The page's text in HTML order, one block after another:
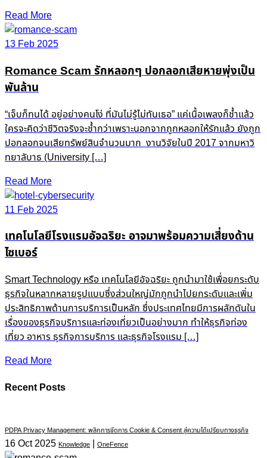
Read More
13 Feb 2025
Romance Scam รักหลอกๆ ปอกลอกเสียหายพุ่งเป็น
พันล้าน
“เจ็บก็ทนได้ อยู่อย่างคนโง่ ที่มันไม่รู้ไม่ทันเธอ” แค่เนื้อเพลงก็ช้ำแล้ว
ใครจะคิดว่าชีวิตจริงจะช้ำกว่าเพราะนอกจากถูกหลอกให้รักแล้ว ยังถูก
ปอกลอกจนเสียทรัพย์สินจำนวนมาก งานวิจัยในปี 2017 จากมหาวิ
ทยาลับาธ (University […]
Read More
11 Feb 2025
เทคโนโลยีโรงแรมอัจฉริยะ อาจมาพร้อมความเสี่ยงด้าน
ไซเบอร์
Smart Technology หรือ เทคโนโลยีอัจฉริยะ ถูกนำมาใช้เพื่อยกระดับ
ธุรกิจในหลากหลายรูปแบบซึ่งส่วนใหญ่มักถูกนำไปยกระดับและเพิ่ม
ประสิทธิภาพด้านการบริการเป็นหลัก ซึ่งประเทศไทยมีการผลักดันใน
เรื่องของธุรกิจบริการและท่องเที่ยวเป็นอย่างมาก ทำให้ธุรกิจท่อง
เที่ยว อาหาร ธุรกิจการบริการ และธุรกิจโรงแรม […]
Read More
Recent Posts
PDPA Privacy Management: พลิกการจัดการ Cookie & Consent สู่ความได้เปรียบทางธุรกิจ
16 Oct 2025 Knowledge | OneFence